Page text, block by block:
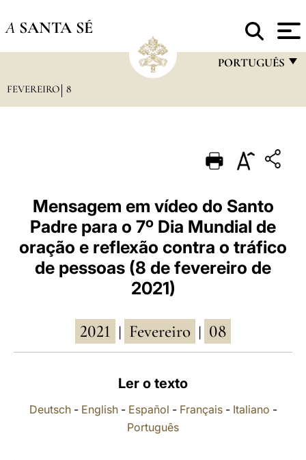
A SANTA SÉ
PORTUGUÊS
PORTUGUÊS
ESPAÑOL
DEUTSCH
POLSKI
العربيّة
LATINE
FEVEREIRO 8
Mensagem em vídeo do Santo
Padre para o 7º Dia Mundial de
oração e reflexão contra o tráfico
de pessoas (8 de fevereiro de
2021)
2021 Fevereiro 08
Ler o texto
Deutsch- English- Español - Français- Italiano -
Português